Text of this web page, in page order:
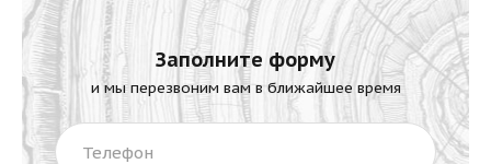
Заполните форму
и мы перезвоним вам в ближайшее время
Телефон